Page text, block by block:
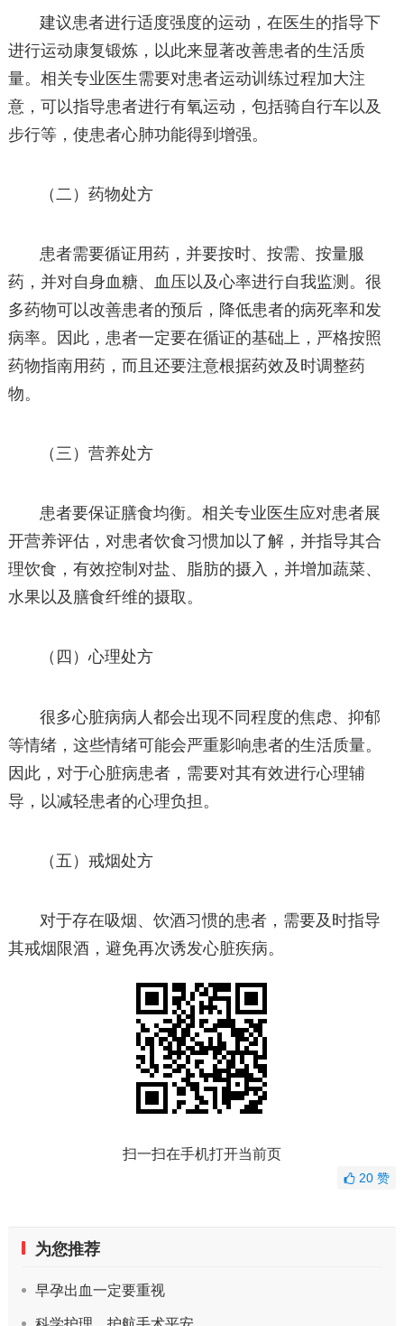
建议患者进行适度强度的运动，在医生的指导下
进行运动康复锻炼，以此来显著改善患者的生活质
量。相关专业医生需要对患者运动训练过程加大注
意，可以指导患者进行有氧运动，包括骑自行车以及
步行等，使患者心肺功能得到增强。
（二）药物处方
患者需要循证用药，并要按时、按需、按量服
药，并对自身血糖、血压以及心率进行自我监测。很
多药物可以改善患者的预后，降低患者的病死率和发
病率。因此，患者一定要在循证的基础上，严格按照
药物指南用药，而且还要注意根据药效及时调整药
物。
（三）营养处方
患者要保证膳食均衡。相关专业医生应对患者展
开营养评估，对患者饮食习惯加以了解，并指导其合
理饮食，有效控制对盐、脂肪的摄入，并增加蔬菜、
水果以及膳食纤维的摄取。
（四）心理处方
很多心脏病病人都会出现不同程度的焦虑、抑郁
等情绪，这些情绪可能会严重影响患者的生活质量。
因此，对于心脏病患者，需要对其有效进行心理辅
导，以减轻患者的心理负担。
（五）戒烟处方
对于存在吸烟、饮酒习惯的患者，需要及时指导
其戒烟限酒，避免再次诱发心脏疾病。
扫一扫在手机打开当前页
20赞
为您推荐
早孕出血一定要重视